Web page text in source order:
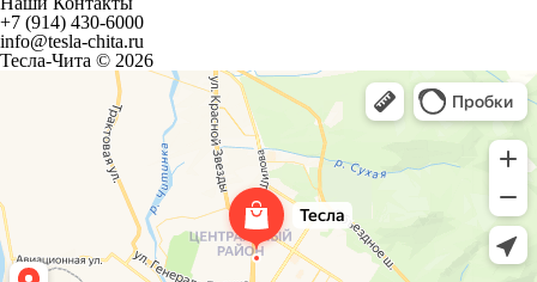
+7 (914) 430-6000
info@tesla-chita.ru
Тесла-Чита © 2026